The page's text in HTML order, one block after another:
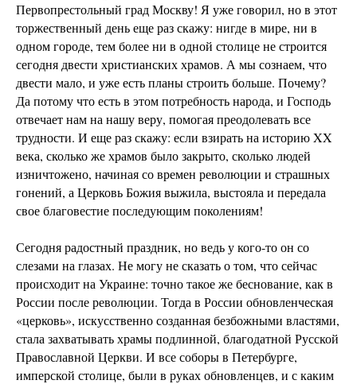
Первопрестольный град Москву! Я уже говорил, но в этот
торжественный день еще раз скажу: нигде в мире, ни в
одном городе, тем более ни в одной столице не строится
сегодня двести христианских храмов. А мы сознаем, что
двести мало, и уже есть планы строить больше. Почему?
Да потому что есть в этом потребность народа, и Господь
отвечает нам на нашу веру, помогая преодолевать все
трудности. И еще раз скажу: если взирать на историю XX
века, сколько же храмов было закрыто, сколько людей
изничтожено, начиная со времен революции и страшных
гонений, а Церковь Божия выжила, выстояла и передала
свое благовестие последующим поколениям!
Сегодня радостный праздник, но ведь у кого-то он со
слезами на глазах. Не могу не сказать о том, что сейчас
происходит на Украине: точно такое же беснование, как в
России после революции. Тогда в России обновленческая
«церковь», искусственно созданная безбожными властями,
стала захватывать храмы подлинной, благодатной Русской
Православной Церкви. И все соборы в Петербурге,
имперской столице, были в руках обновленцев, и с каким